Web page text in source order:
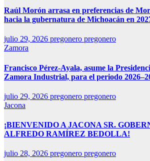
Raúl Morón arrasa en preferencias de
hacia la gubernatura de Michoacán en
julio 29, 2026 pregonero pregonero
Zamora
Francisco Pérez-Ayala, asume la
Zamora Industrial, para el periodo
julio 29, 2026 pregonero pregonero
Jacona
¡BIENVENIDO A JACONA SR.
ALFREDO RAMÍREZ BEDOLLA!
julio 28, 2026 pregonero pregonero